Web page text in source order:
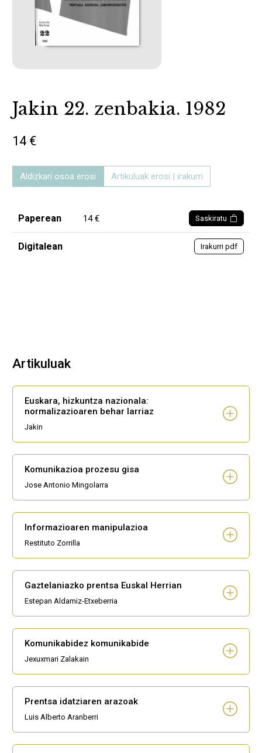
Jakin 22. zenbakia. 1982
14 €
Aldizkari osoa erosi Artikuluak erosi | irakurri
Paperean 14 € Saskiratu
Digitalean Irakurri pdf
Artikuluak
Euskara, hizkuntza nazionala:
normalizazioaren behar larriaz
Jakin
Komunikazioa prozesu gisa
Jose Antonio Mingolarra
Informazioaren manipulazioa
Restituto Zorrilla
Gaztelaniazko prentsa Euskal Herrian
Estepan Aldamiz-Etxeberria
Komunikabidez komunikabide
Jexuxmari Zalakain
Prentsa idatziaren arazoak
Luis Alberto Aranberri